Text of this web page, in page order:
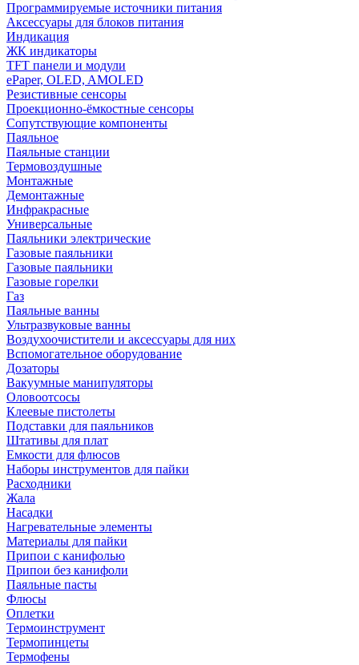
Программируемые источники питания
Аксессуары для блоков питания
Индикация
ЖК индикаторы
TFT панели и модули
ePaper, OLED, AMOLED
Резистивные сенсоры
Проекционно-ёмкостные сенсоры
Сопутствующие компоненты
Паяльное
Паяльные станции
Термовоздушные
Монтажные
Демонтажные
Инфракрасные
Универсальные
Паяльники электрические
Газовые паяльники
Газовые паяльники
Газовые горелки
Газ
Паяльные ванны
Ультразвуковые ванны
Воздухоочистители и аксессуары для них
Вспомогательное оборудование
Дозаторы
Вакуумные манипуляторы
Оловоотсосы
Клеевые пистолеты
Подставки для паяльников
Штативы для плат
Емкости для флюсов
Наборы инструментов для пайки
Расходники
Жала
Насадки
Нагревательные элементы
Материалы для пайки
Припои с канифолью
Припои без канифоли
Паяльные пасты
Флюсы
Оплетки
Термоинструмент
Термопинцеты
Термофены